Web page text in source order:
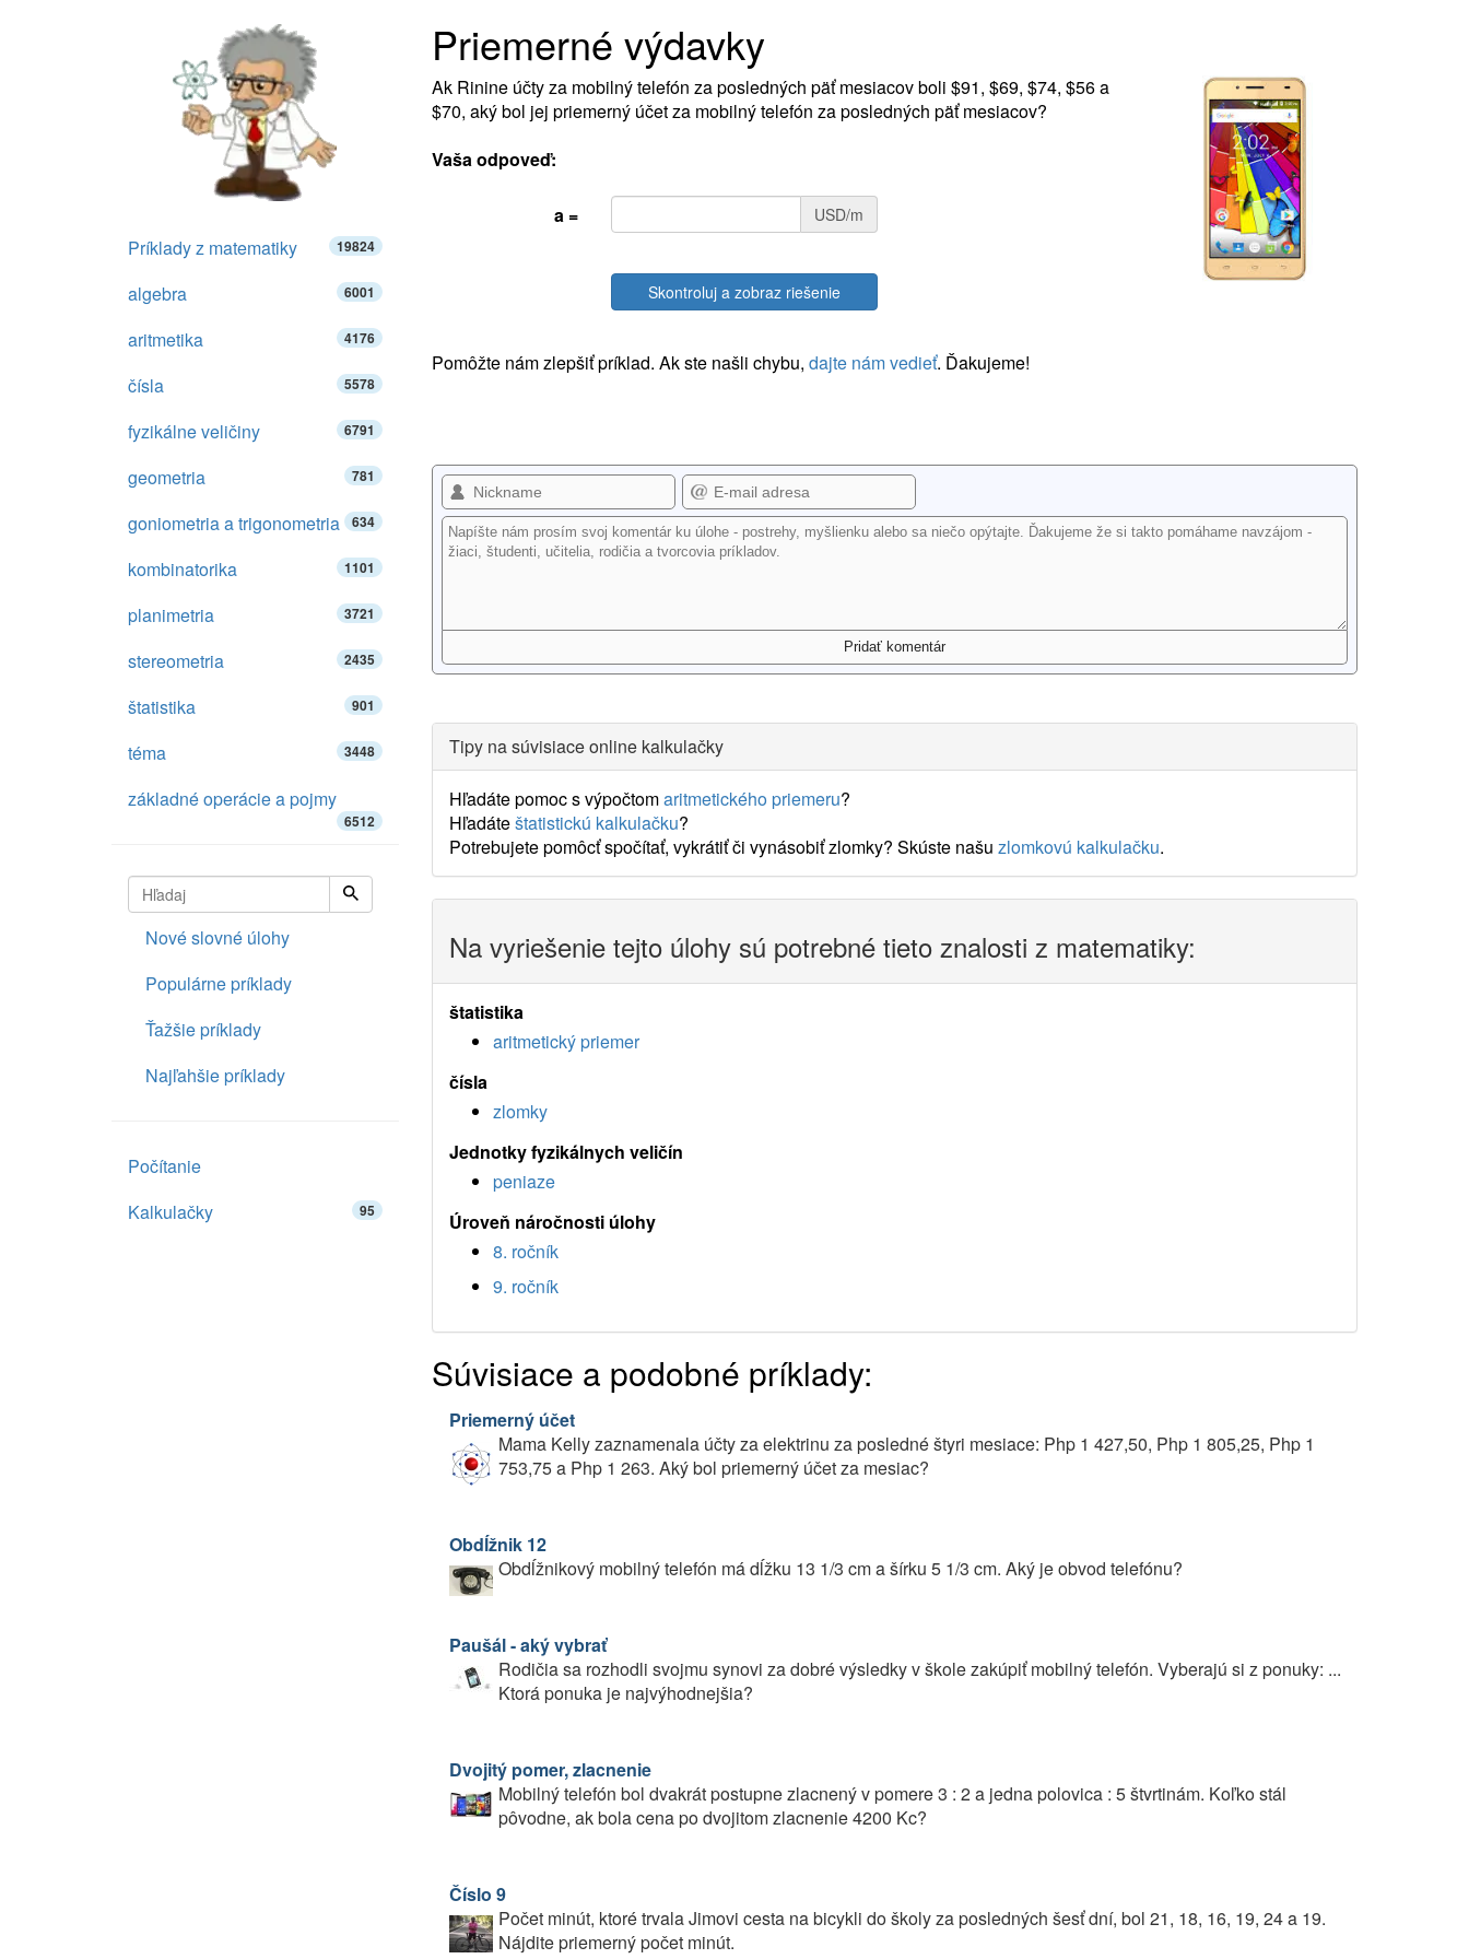
Priemerné výdavky
Ak Rinine účty za mobilný telefón za posledných päť mesiacov boli $91, $69, $74, $56 a
$70, aký bol jej priemerný účet za mobilný telefón za posledných päť mesiacov?
Vaša odpoveď:
a = USD/m
Skontroluj a zobraz riešenie
Pomôžte nám zlepšiť príklad. Ak ste našli chybu, dajte nám vedieť. Ďakujeme!
Tipy na súvisiace online kalkulačky
Hľadáte pomoc s výpočtomaritmetického priemeru?
Hľadáteštatistickú kalkulačku?
Potrebujete pomôcť spočítať, vykrátiť či vynásobiť zlomky? Skúste našu zlomkovú kalkulačku.
Na vyriešenie tejto úlohy sú potrebné tieto znalosti z matematiky:
štatistika
aritmetický priemer
čísla
zlomky
Jednotky fyzikálnych veličín
peniaze
Úroveň náročnosti úlohy
8. ročník
9. ročník
Súvisiace a podobné príklady:
Priemerný účet
Mama Kelly zaznamenala účty za elektrinu za posledné štyri mesiace: Php 1 427,50, Php 1 805,25, Php 1
753,75 a Php 1 263. Aký bol priemerný účet za mesiac?
Obdĺžnik 12
Obdĺžnikový mobilný telefón má dĺžku 13 1/3 cm a šírku 5 1/3 cm. Aký je obvod telefónu?
Paušál - aký vybrať
Rodičia sa rozhodli svojmu synovi za dobré výsledky v škole zakúpiť mobilný telefón. Vyberajú si z ponuky: ...
Ktorá ponuka je najvýhodnejšia?
Dvojitý pomer, zlacnenie
Mobilný telefón bol dvakrát postupne zlacnený v pomere 3 : 2 a jedna polovica : 5 štvrtinám. Koľko stál
pôvodne, ak bola cena po dvojitom zlacnenie 4200 Kc?
Číslo 9
Počet minút, ktoré trvala Jimovi cesta na bicykli do školy za posledných šesť dní, bol 21, 18, 16, 19, 24 a 19.
Nájdite priemerný počet minút.
Príklady z matematiky 19824
algebra 6001
aritmetika 4176
čísla 5578
fyzikálne veličiny 6791
geometria 781
goniometria a trigonometria 634
kombinatorika 1101
planimetria 3721
stereometria 2435
štatistika 901
téma 3448
základné operácie a pojmy
6512
Nové slovné úlohy
Populárne príklady
Ťažšie príklady
Najľahšie príklady
Počítanie
Kalkulačky
95